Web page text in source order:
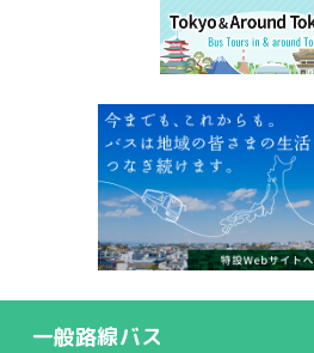
一般路線バス